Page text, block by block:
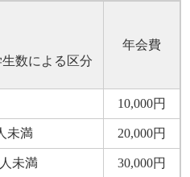
数による区分
年会費
10,000円
未満 20,000円
未満 30,000円